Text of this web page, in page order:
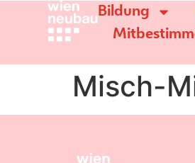
Bildung
Misch-